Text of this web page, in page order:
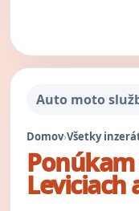
Auto moto
Domov›Všetky
Leviciach